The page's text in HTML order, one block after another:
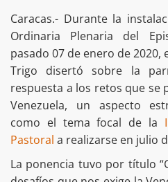
Caracas.- Durante la
Ordinaria Plenaria del
pasado 07 de enero de
Trigo disertó sobre la
respuesta a los retos que se
Venezuela, un aspecto
como el tema focal de la
Pastoral a realizarse en julio
La ponencia tuvo por título